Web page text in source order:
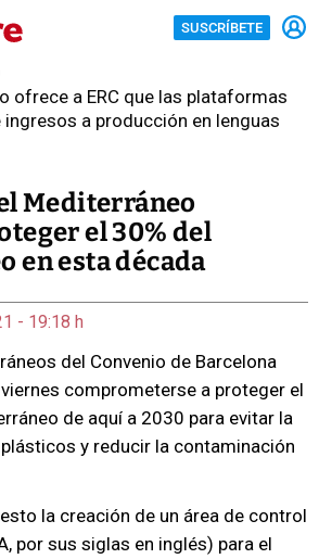
SUSCRÍBETE
ofrece a ERC que las plataformas
ingresos a producción en lenguas
Mediterráneo
el 30% del
en esta década
- 19:18 h
del Convenio de Barcelona
comprometerse a proteger el
de aquí a 2030 para evitar la
y reducir la contaminación
la creación de un área de control
por sus siglas en inglés) para el